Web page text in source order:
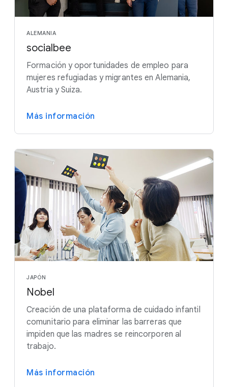
ALEMANIA
socialbee
Formación y oportunidades de empleo para
mujeres refugiadas y migrantes en Alemania,
Austria y Suiza.
Más información
JAPÓN
Nobel
Creación de una plataforma de cuidado infantil
comunitario para eliminar las barreras que
impiden que las madres se reincorporen al
trabajo.
Más información